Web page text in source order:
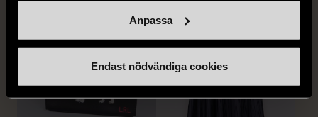
Anpassa
Endast nödvändiga cookies